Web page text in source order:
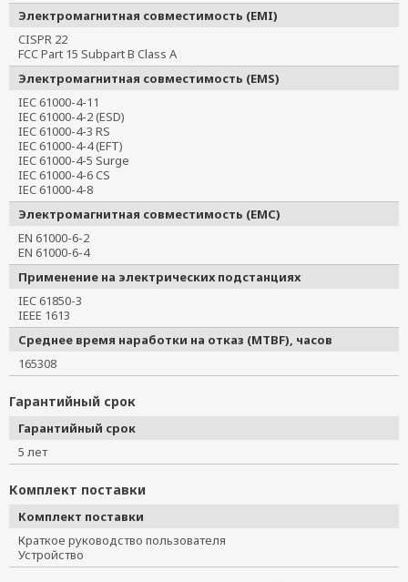
Электромагнитная совместимость (EMI)
CISPR 22
FCC Part 15 Subpart B Class A
Электромагнитная совместимость (EMS)
IEC 61000-4-11
IEC 61000-4-2 (ESD)
IEC 61000-4-3 RS
IEC 61000-4-4 (EFT)
IEC 61000-4-5 Surge
IEC 61000-4-6 CS
IEC 61000-4-8
Электромагнитная совместимость (EMC)
EN 61000-6-2
EN 61000-6-4
Применение на электрических подстанциях
IEC 61850-3
IEEE 1613
Среднее время наработки на отказ (MTBF), часов
165308
Гарантийный срок
Гарантийный срок
5 лет
Комплект поставки
Комплект поставки
Краткое руководство пользователя
Устройство